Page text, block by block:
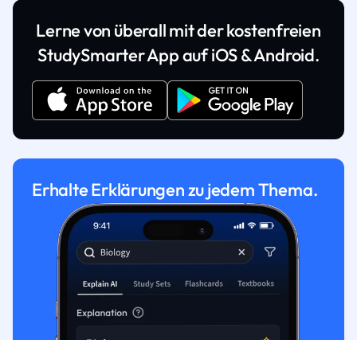
Lerne von überall mit der kostenfreien
StudySmarter App auf iOS & Android.
Erhalte Erklärungen zu jedem Thema.